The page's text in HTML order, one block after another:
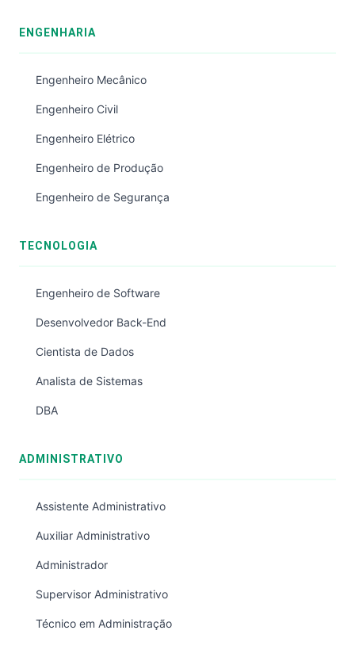
ENGENHARIA
Engenheiro Mecânico
Engenheiro Civil
Engenheiro Elétrico
Engenheiro de Produção
Engenheiro de Segurança
TECNOLOGIA
Engenheiro de Software
Desenvolvedor Back-End
Cientista de Dados
Analista de Sistemas
DBA
ADMINISTRATIVO
Assistente Administrativo
Auxiliar Administrativo
Administrador
Supervisor Administrativo
Técnico em Administração